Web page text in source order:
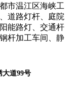
市温江区海峡工
道路灯杆、庭院
能路灯、交通杆
杆加工车间、静
大道99号